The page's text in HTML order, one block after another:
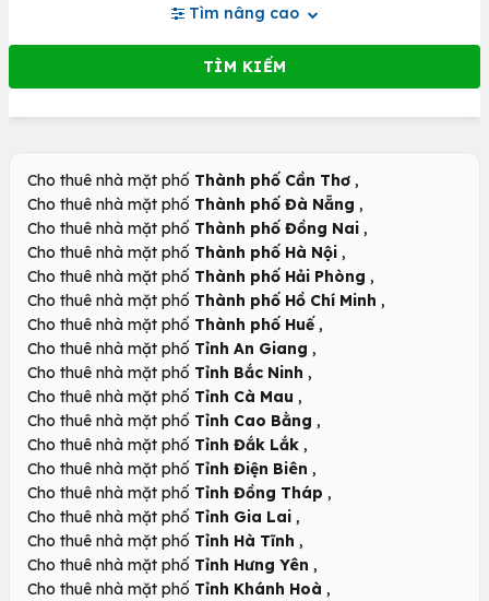
Tìm nâng cao
Cho thuê nhà mặt phố Thành phố Cần Thơ ,
Cho thuê nhà mặt phố Thành phố Đà Nẵng ,
Cho thuê nhà mặt phố Thành phố Đồng Nai ,
Cho thuê nhà mặt phố Thành phố Hà Nội ,
Cho thuê nhà mặt phố Thành phố Hải Phòng ,
Cho thuê nhà mặt phố Thành phố Hồ Chí Minh ,
Cho thuê nhà mặt phố Thành phố Huế ,
Cho thuê nhà mặt phố Tỉnh An Giang ,
Cho thuê nhà mặt phố Tỉnh Bắc Ninh ,
Cho thuê nhà mặt phố Tỉnh Cà Mau ,
Cho thuê nhà mặt phố Tỉnh Cao Bằng ,
Cho thuê nhà mặt phố Tỉnh Đắk Lắk ,
Cho thuê nhà mặt phố Tỉnh Điện Biên ,
Cho thuê nhà mặt phố Tỉnh Đồng Tháp ,
Cho thuê nhà mặt phố Tỉnh Gia Lai ,
Cho thuê nhà mặt phố Tỉnh Hà Tĩnh ,
Cho thuê nhà mặt phố Tỉnh Hưng Yên ,
Cho thuê nhà mặt phố Tỉnh Khánh Hoà ,